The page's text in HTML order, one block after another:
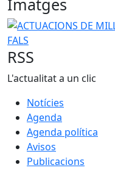
ACTUACIONS DE
RSS
L'actualitat a un clic
Notícies
Agenda
Agenda política
Avisos
Publicacions